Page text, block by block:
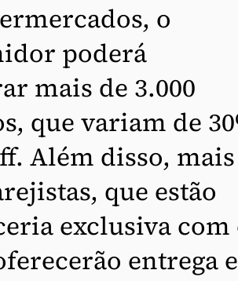
o
poderá
mais de 3.000
que variam de
Além disso, mais
que estão
exclusiva com
entrega e